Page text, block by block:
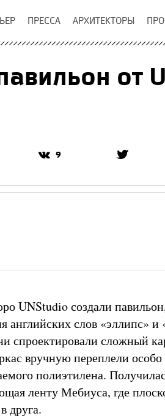
ПРЕССА АРХИТЕКТОРЫ
от
9
UNStudio создали
английских слов «эллипс»
спроектировали сложный
вручную переплели
полиэтилена.
ленту Мебиуса, где
друга.